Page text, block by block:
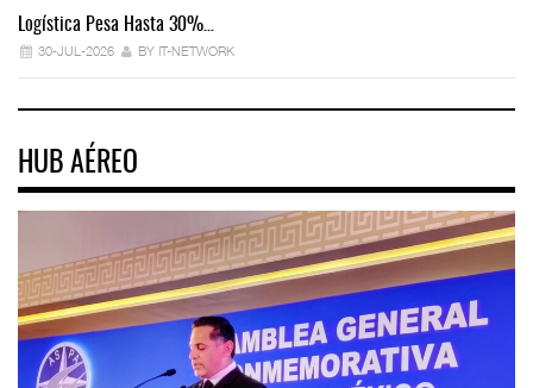
Logística Pesa Hasta 30%…
30-JUL-2026 BY IT-NETWORK
HUB AÉREO